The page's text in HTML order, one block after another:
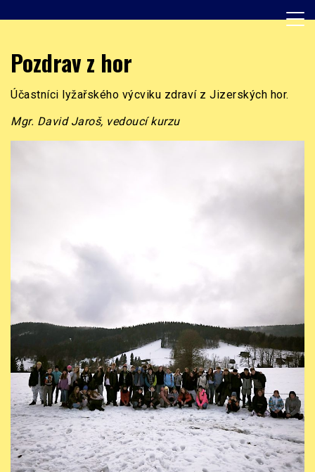
to
ZŠ Burešova
Pozdrav z hor
Účastníci lyžařského výcviku zdraví z Jizerských hor.
Mgr. David Jaroš, vedoucí kurzu